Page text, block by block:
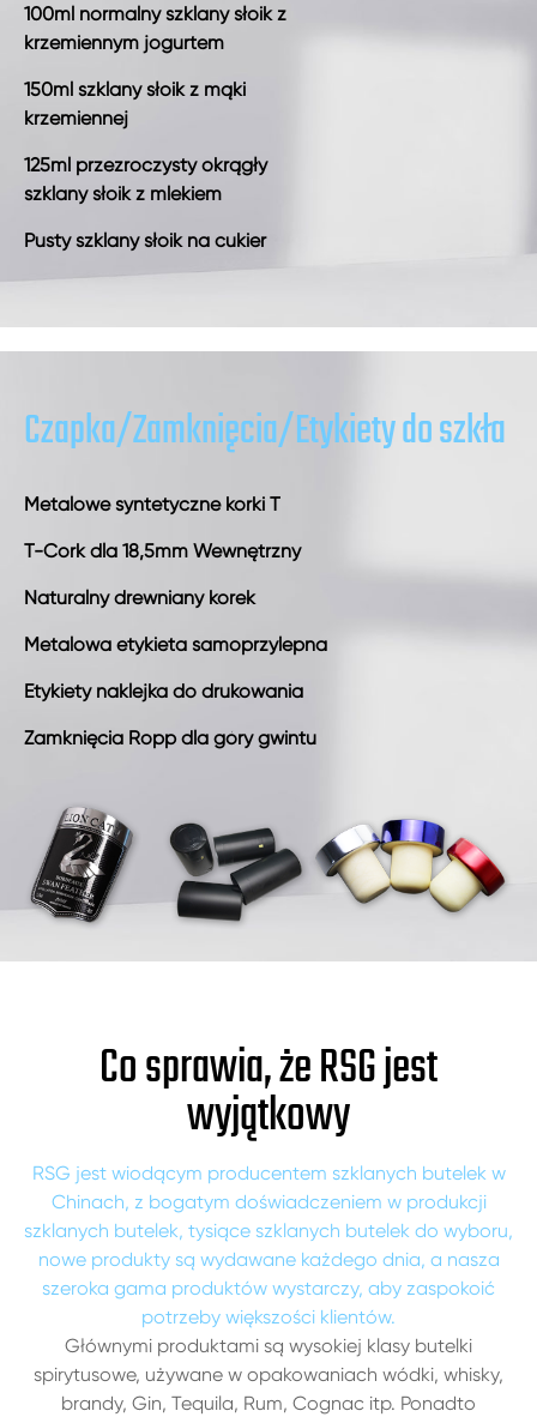
100ml normalny szklany słoik z
krzemiennym jogurtem
150ml szklany słoik z mąki
krzemiennej
125ml przezroczysty okrągły
szklany słoik z mlekiem
Pusty szklany słoik na cukier
Czapka/Zamknięcia/Etykiety do szkła
Metalowe syntetyczne korki T
T-Cork dla 18,5mm Wewnętrzny
Naturalny drewniany korek
Metalowa etykieta samoprzylepna
Etykiety naklejka do drukowania
Zamknięcia Ropp dla góry gwintu
Co sprawia, że RSG jest
wyjątkowy
RSG jest wiodącym producentem szklanych butelek w
Chinach, z bogatym doświadczeniem w produkcji
szklanych butelek, tysiące szklanych butelek do wyboru,
nowe produkty są wydawane każdego dnia, a nasza
szeroka gama produktów wystarczy, aby zaspokoić
potrzeby większości klientów.
Głównymi produktami są wysokiej klasy butelki
spirytusowe, używane w opakowaniach wódki, whisky,
brandy, Gin, Tequila, Rum, Cognac itp. Ponadto